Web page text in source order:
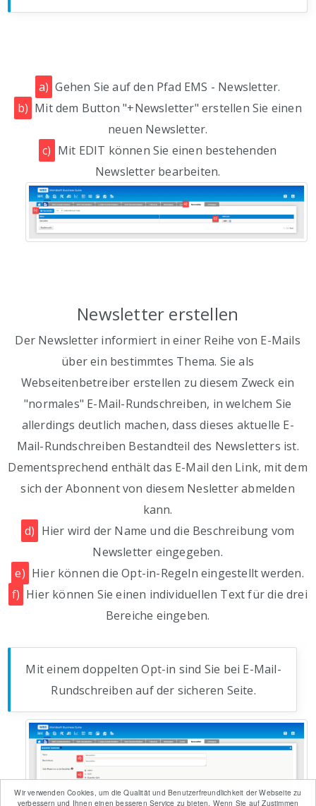
Wir verwenden Cookies, um die Qualität und Benutzerfreundlichkeit der Webseite zu
verbessern und Ihnen einen besseren Service zu bieten. Wenn Sie auf Zustimmen
a) Gehen Sie auf den Pfad EMS - Newsletter.
b) Mit dem Button "+Newsletter" erstellen Sie einen
neuen Newsletter.
c) Mit EDIT können Sie einen bestehenden
Newsletter bearbeiten.
Newsletter erstellen
Der Newsletter informiert in einer Reihe von E-Mails
über ein bestimmtes Thema. Sie als
Webseitenbetreiber erstellen zu diesem Zweck ein
"normales" E-Mail-Rundschreiben, in welchem Sie
allerdings deutlich machen, dass dieses aktuelle E-
Mail-Rundschreiben Bestandteil des Newsletters ist.
Dementsprechend enthält das E-Mail den Link, mit dem
sich der Abonnent von diesem Nesletter abmelden
kann.
d) Hier wird der Name und die Beschreibung vom
Newsletter eingegeben.
e) Hier können die Opt-in-Regeln eingestellt werden.
f) Hier können Sie einen individuellen Text für die drei
Bereiche eingeben.
Mit einem doppelten Opt-in sind Sie bei E-Mail-
Rundschreiben auf der sicheren Seite.